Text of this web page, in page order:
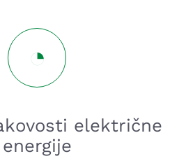
električne
energije